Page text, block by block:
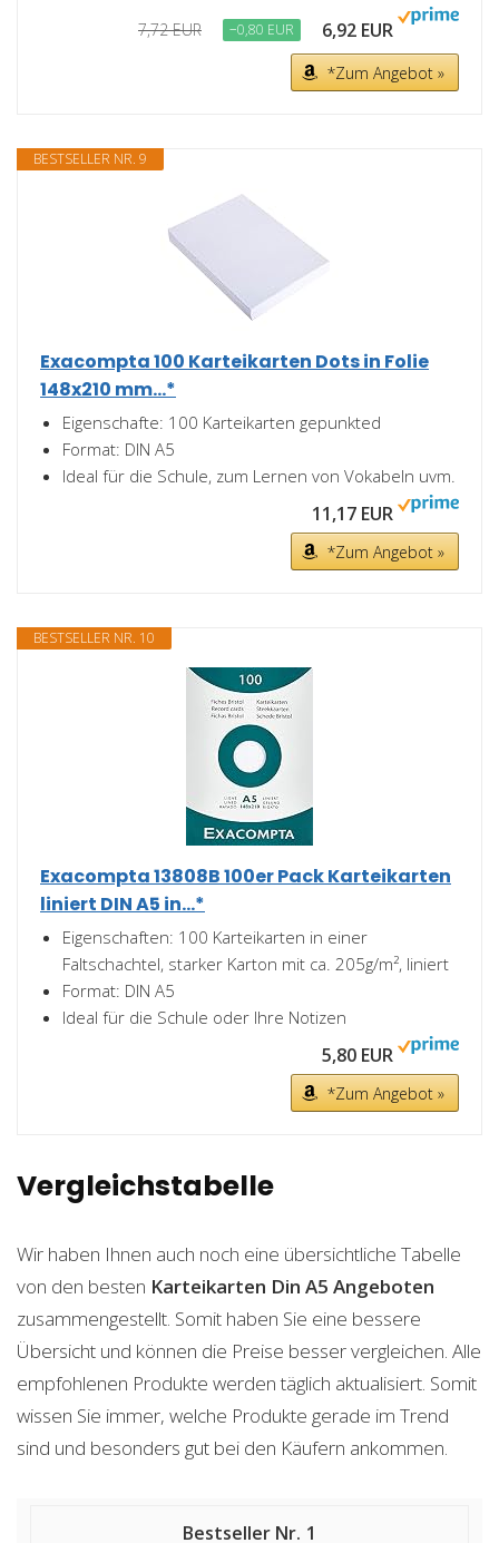
7,72 EUR −0,80 EUR 6,92 EUR
*Zum Angebot »
BESTSELLER NR. 9
Exacompta 100 Karteikarten Dots in Folie
148x210 mm...*
Eigenschafte: 100 Karteikarten gepunkted
Format: DIN A5
Ideal für die Schule, zum Lernen von Vokabeln uvm.
11,17 EUR
*Zum Angebot »
BESTSELLER NR. 10
Exacompta 13808B 100er Pack Karteikarten
liniert DIN A5 in...*
Eigenschaften: 100 Karteikarten in einer
Faltschachtel, starker Karton mit ca. 205g/m², liniert
Format: DIN A5
Ideal für die Schule oder Ihre Notizen
5,80 EUR
*Zum Angebot »
Vergleichstabelle
Wir haben Ihnen auch noch eine übersichtliche Tabelle
von den besten Karteikarten Din A5 Angeboten
zusammengestellt. Somit haben Sie eine bessere
Übersicht und können die Preise besser vergleichen. Alle
empfohlenen Produkte werden täglich aktualisiert. Somit
wissen Sie immer, welche Produkte gerade im Trend
sind und besonders gut bei den Käufern ankommen.
1